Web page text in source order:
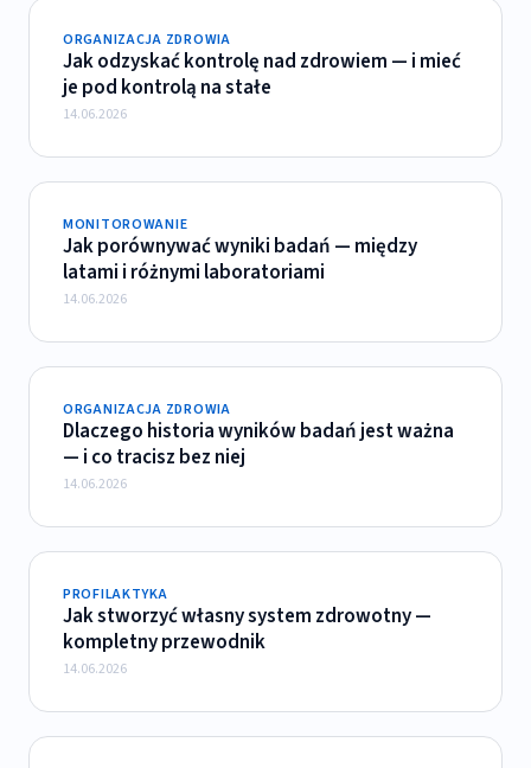
ORGANIZACJA ZDROWIA
Jak odzyskać kontrolę nad zdrowiem — i mieć
je pod kontrolą na stałe
14.06.2026
MONITOROWANIE
Jak porównywać wyniki badań — między
latami i różnymi laboratoriami
14.06.2026
ORGANIZACJA ZDROWIA
Dlaczego historia wyników badań jest ważna
— i co tracisz bez niej
14.06.2026
PROFILAKTYKA
Jak stworzyć własny system zdrowotny —
kompletny przewodnik
14.06.2026